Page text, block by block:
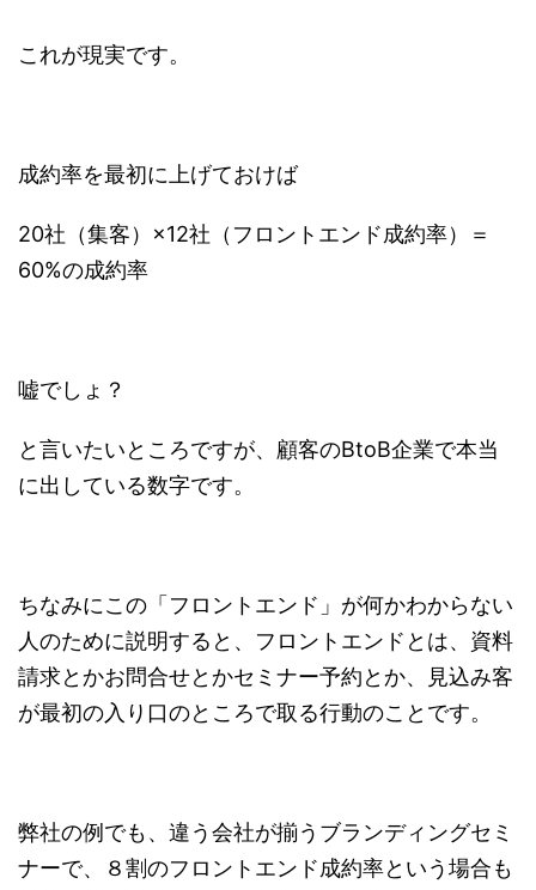
これが現実です。
成約率を最初に上げておけば
20社（集客）×12社（フロントエンド成約率）＝
60%の成約率
嘘でしょ？
と言いたいところですが、顧客のBtoB企業で本当
に出している数字です。
ちなみにこの「フロントエンド」が何かわからない
人のために説明すると、フロントエンドとは、資料
請求とかお問合せとかセミナー予約とか、見込み客
が最初の入り口のところで取る行動のことです。
弊社の例でも、違う会社が揃うブランディングセミ
ナーで、８割のフロントエンド成約率という場合も